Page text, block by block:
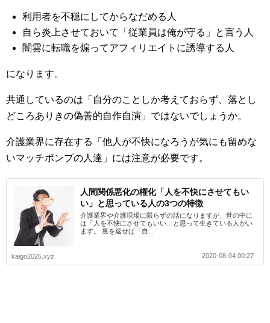
利用者を不穏にしてからなだめる人
自ら炎上させておいて「従業員は俺が守る」と言う人
闇雲に転職を煽ってアフィリエイトに誘導する人
になります。
共通しているのは「自分のことしか考えておらず、落とし
どころありきの偽善的自作自演」ではないでしょうか。
介護業界に存在する「他人が不快になろうが気にも留めな
いマッチポンプの人達」には注意が必要です。
人間関係悪化の権化「人を不快にさせてもい
い」と思っている人の3つの特徴
介護業界や介護現場に限らずの話になりますが、世の中に
は「人を不快にさせてもいい」と思って生きている人がい
ます。 裏を返せば「自...
kaigo2025.xyz 2020-08-04 00:27